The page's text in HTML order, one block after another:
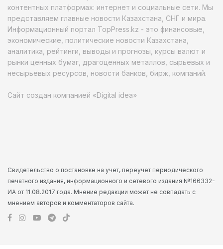
контентных платформах: интернет и социальные сети. Мы
представляем главные новости Казахстана, СНГ и мира.
Информационный портал TopPress.kz - это финансовые,
экономические, политические новости Казахстана,
аналитика, рейтинги, выводы и прогнозы, курсы валют и
рынки ценных бумаг, драгоценных металлов, сырьевых и
несырьевых ресурсов, новости банков, бирж, компаний.
Сайт создан компанией «Digital idea»
Свидетельство о постановке на учет, переучет периодического
печатного издания, информационного и сетевого издания №166332-
ИА от 11.08.2017 года. Мнение редакции может не совпадать с
мнением авторов и комментаторов сайта.